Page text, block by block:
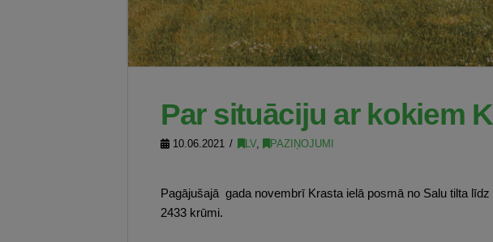
Par situāciju ar kokiem
10.06.2021 LV, PAZIŅOJUMI
Pagājušajā gada novembrī Krasta ielā posmā no Salu tilta
2433 krūmi.